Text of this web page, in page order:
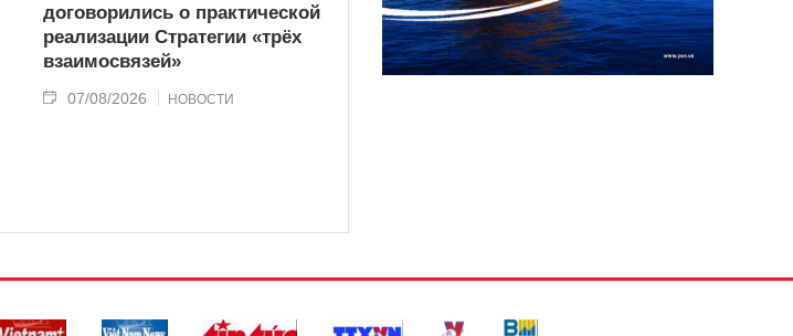
договорились о практической
реализации Стратегии «трёх
взаимосвязей»
07/08/2026 НОВОСТИ